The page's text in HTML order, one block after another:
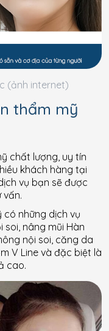
(ảnh internet)
thẩm mỹ
chất lượng, uy tín
khách hàng tại
vụ bạn sẽ được
vấn.
có những dịch vụ
nâng mũi Hàn
nội soi, căng da
V Line và đặc biệt là
cao.